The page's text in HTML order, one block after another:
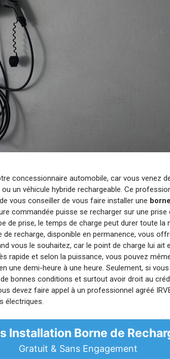
concessionnaire automobile, car vous venez
un véhicule hybride rechargeable. Ce
vous conseiller de vous faire installer une
commandée puisse se recharger sur une prise
de prise, le temps de charge peut durer toute la
recharge, disponible en permanence, vous
vous le souhaitez, car le point de charge lui ait
rapide et selon la puissance, vous pouvez
une demi-heure à une heure. Seulement, si
bonnes conditions et surtout avoir droit au
devez faire appel à un professionnel agréé
électriques.